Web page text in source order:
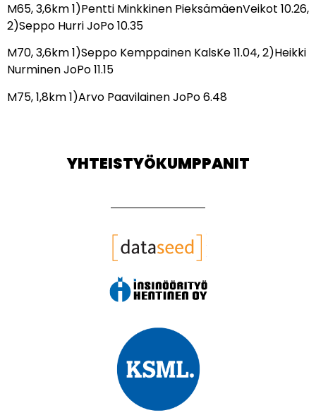
M65, 3,6km 1)Pentti Minkkinen PieksämäenVeikot 10.26,
2)Seppo Hurri JoPo 10.35
M70, 3,6km 1)Seppo Kemppainen KalsKe 11.04, 2)Heikki
Nurminen JoPo 11.15
M75, 1,8km 1)Arvo Paavilainen JoPo 6.48
YHTEISTYÖKUMPPANIT